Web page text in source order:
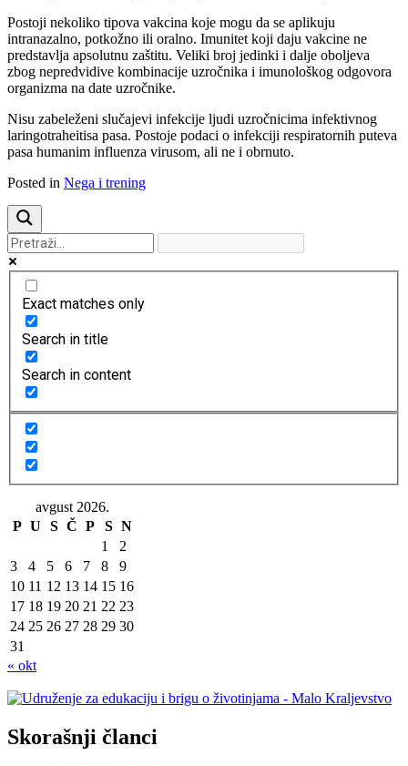
Postoji nekoliko tipova vakcina koje mogu da se aplikuju
intranazalno, potkožno ili oralno. Imunitet koji daju vakcine ne
predstavlja apsolutnu zaštitu. Veliki broj jedinki i dalje oboljeva
zbog nepredvidive kombinacije uzročnika i imunološkog odgovora
organizma na date uzročnike.
Nisu zabeleženi slučajevi infekcije ljudi uzročnicima infektivnog
laringotraheitisa pasa. Postoje podaci o infekciji respiratornih puteva
pasa humanim influenza virusom, ali ne i obrnuto.
Posted in Nega i trening
Exact matches only
Search in title
Search in content
avgust 2026.
P U S Č P S N
1
2
3
4 5 6 7 8
9
10 11 12 13 14 15 16
17 18 19 20 21 22 23
24 25 26 27 28 29 30
31
« okt
Skorašnji članci